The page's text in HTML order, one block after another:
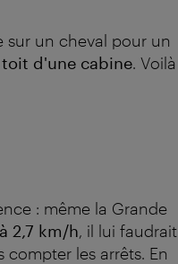
sur un cheval pour un
d'une cabine. Voilà
: même la Grande
2,7 km/h, il lui faudrait
les arrêts. En